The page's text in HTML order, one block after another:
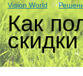
Vision World
Как